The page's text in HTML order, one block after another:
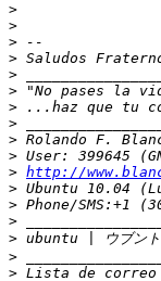
>
>
>
>
>
>
>
>
>
>
> http://
>
>
>
>
>
>